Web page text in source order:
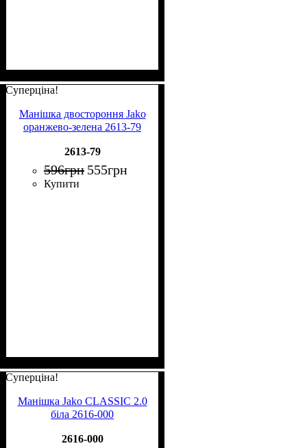
Суперціна!
Манішка двостороння Jako
оранжево-зелена 2613-79
2613-79
596грн 555грн
Купити
Суперціна!
Манішка Jako CLASSIC 2.0
біла 2616-000
2616-000